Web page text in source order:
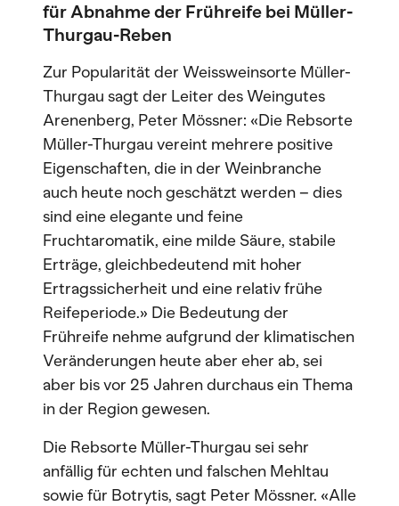
für Abnahme der Frühreife bei Müller-
Thurgau-Reben
Zur Popularität der Weissweinsorte Müller-
Thurgau sagt der Leiter des Weingutes
Arenenberg, Peter Mössner: «Die Rebsorte
Müller-Thurgau vereint mehrere positive
Eigenschaften, die in der Weinbranche
auch heute noch geschätzt werden – dies
sind eine elegante und feine
Fruchtaromatik, eine milde Säure, stabile
Erträge, gleichbedeutend mit hoher
Ertragssicherheit und eine relativ frühe
Reifeperiode.» Die Bedeutung der
Frühreife nehme aufgrund der klimatischen
Veränderungen heute aber eher ab, sei
aber bis vor 25 Jahren durchaus ein Thema
in der Region gewesen.
Die Rebsorte Müller-Thurgau sei sehr
anfällig für echten und falschen Mehltau
sowie für Botrytis, sagt Peter Mössner. «Alle